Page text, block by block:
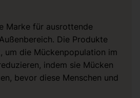
Marke für ausrottende
Die Produkte
um die Mückenpopulation im
indem sie Mücken
bevor diese Menschen und